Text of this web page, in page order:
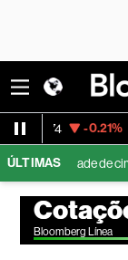
-0.21%
ÚLTIMAS
a unidade de
Bloomberg Línea